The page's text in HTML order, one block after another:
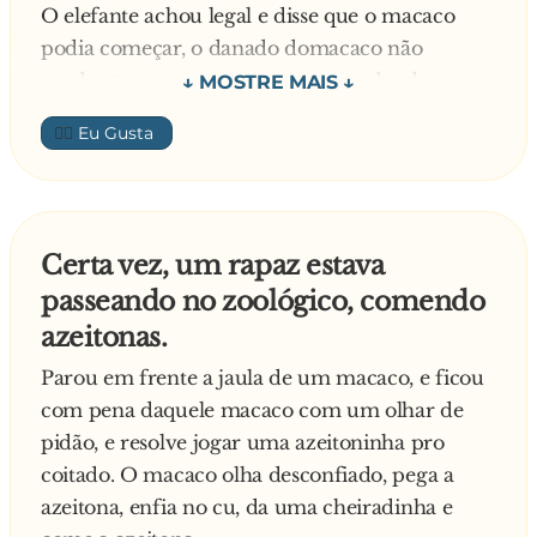
O elefante achou legal e disse que o macaco
podia começar, o danado domacaco não
perdeu tempo e meteu a vara no rabo do
elefante.
- E aí, elefante? - pergunta, depois de algumas
bombadas.
- Tô sentindo nada... bota mais macaco!!
novo:
- E aí, elefante??
- Tô sentindo nada... bota mais macaco!!
O macaquinho se enfia com as duas pernas e o
elefante fala:
- Macaco, bota as bolas macaco... as bolas
macaco!!
- Filho d'uma p**...!! - pensa o macaco, já
👍🏼
Certa vez, um rapaz estava
passeando no zoológico, comendo
azeitonas.
Parou em frente a jaula de um macaco, e ficou
com pena daquele macaco com um olhar de
pidão, e resolve jogar uma azeitoninha pro
coitado. O macaco olha desconfiado, pega a
azeitona, enfia no cu, da uma cheiradinha e